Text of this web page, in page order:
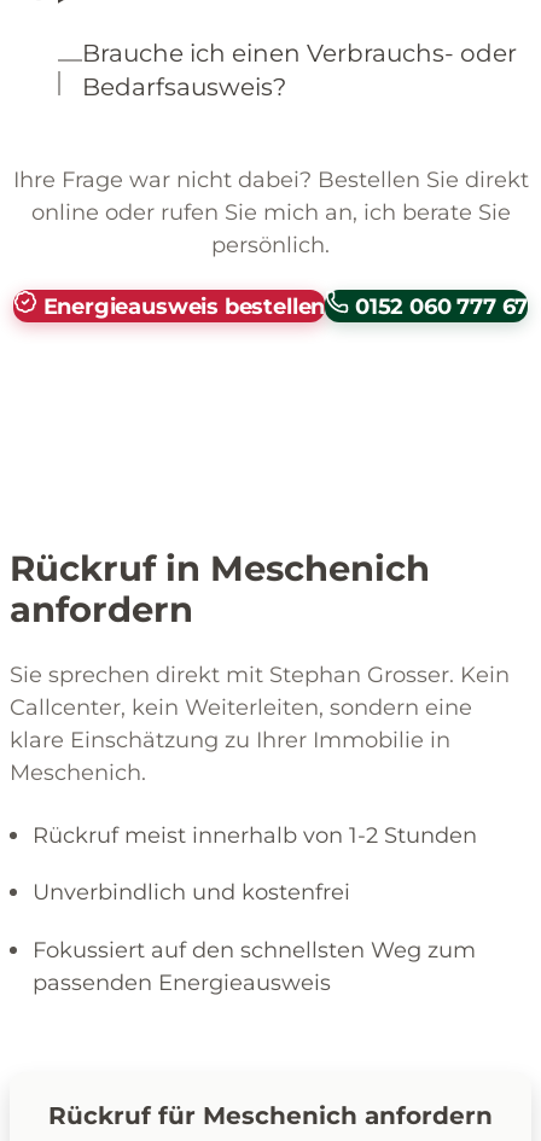
Brauche ich einen Verbrauchs- oder
Bedarfsausweis?
Ihre Frage war nicht dabei? Bestellen Sie direkt
online oder rufen Sie mich an, ich berate Sie
persönlich.
Energieausweis bestellen 0152 060 777 67
Rückruf in Meschenich
anfordern
Sie sprechen direkt mit Stephan Grosser. Kein
Callcenter, kein Weiterleiten, sondern eine
klare Einschätzung zu Ihrer Immobilie in
Meschenich.
Rückruf meist innerhalb von 1-2 Stunden
Unverbindlich und kostenfrei
Fokussiert auf den schnellsten Weg zum
passenden Energieausweis
Rückruf für Meschenich anfordern